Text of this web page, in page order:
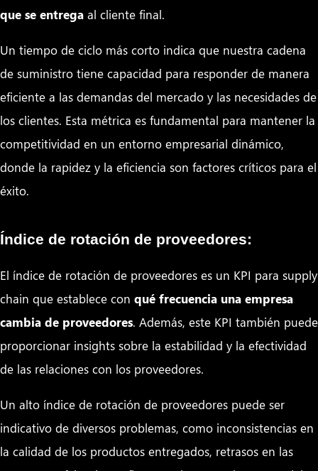
que se entrega al cliente final.
Un tiempo de ciclo más corto indica que nuestra cadena
de suministro tiene capacidad para responder de manera
eficiente a las demandas del mercado y las necesidades de
los clientes. Esta métrica es fundamental para mantener la
competitividad en un entorno empresarial dinámico,
donde la rapidez y la eficiencia son factores críticos para el
éxito.
Índice de rotación de proveedores:
El índice de rotación de proveedores es un KPI para supply
chain que establece con qué frecuencia una empresa
cambia de proveedores. Además, este KPI también puede
proporcionar insights sobre la estabilidad y la efectividad
de las relaciones con los proveedores.
Un alto índice de rotación de proveedores puede ser
indicativo de diversos problemas, como inconsistencias en
la calidad de los productos entregados, retrasos en las